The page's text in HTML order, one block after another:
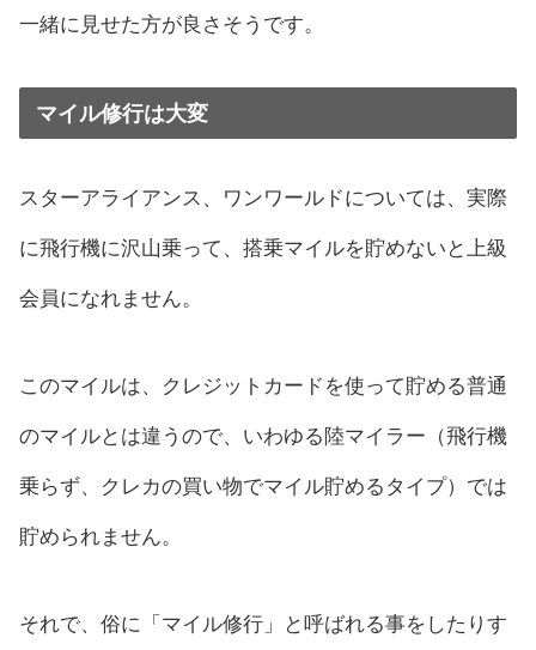
一緒に見せた方が良さそうです。
マイル修行は大変
スターアライアンス、ワンワールドについては、実際
に飛行機に沢山乗って、搭乗マイルを貯めないと上級
会員になれません。
このマイルは、クレジットカードを使って貯める普通
のマイルとは違うので、いわゆる陸マイラー（飛行機
乗らず、クレカの買い物でマイル貯めるタイプ）では
貯められません。
それで、俗に「マイル修行」と呼ばれる事をしたりす